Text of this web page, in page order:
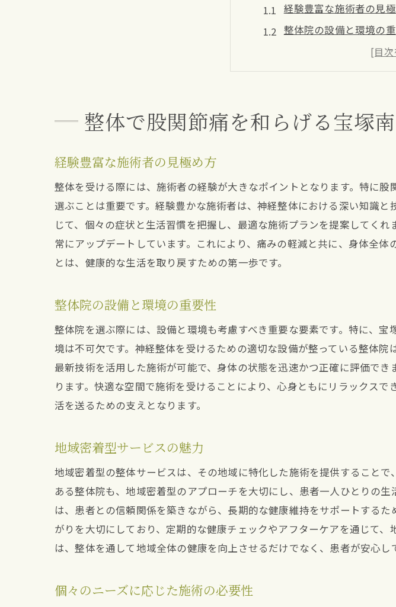
経験豊富な施術者の見
整体院の設備と環境の
地域密着型サービスの
個々のニーズに応じた
アフターケアで長期的
神経整体が効果的！宝塚南
股関節痛に特化した施
神経整体で日常動作を
痛みの根本原因を探る
神経整体と他の施術の
ストレッチと整体の併
整体で得られる生活の
体のバランスを整える
整体で維持する健康的
整体院での最適な施術
施術後の変化を実感す
個別対応の施術の利点
施術者とのコミュニケ
整体で股関節痛を和らげる宝塚
経験豊富な施術者の見極め方
整体を受ける際には、施術者の経験が大きなポイントとなります。特に
選ぶことは重要です。経験豊かな施術者は、神経整体における深い知識
じて、個々の症状と生活習慣を把握し、最適な施術プランを提案してく
常にアップデートしています。これにより、痛みの軽減と共に、身体全
とは、健康的な生活を取り戻すための第一歩です。
整体院の設備と環境の重要性
整体院を選ぶ際には、設備と環境も考慮すべき重要な要素です。特に、
境は不可欠です。神経整体を受けるための適切な設備が整っている整体
最新技術を活用した施術が可能で、身体の状態を迅速かつ正確に評価で
ります。快適な空間で施術を受けることにより、心身ともにリラックス
活を送るための支えとなります。
地域密着型サービスの魅力
地域密着型の整体サービスは、その地域に特化した施術を提供すること
ある整体院も、地域密着型のアプローチを大切にし、患者一人ひとりの
は、患者との信頼関係を築きながら、長期的な健康維持をサポートする
がりを大切にしており、定期的な健康チェックやアフターケアを通じて
は、整体を通して地域全体の健康を向上させるだけでなく、患者が安心し
個々のニーズに応じた施術の必要性